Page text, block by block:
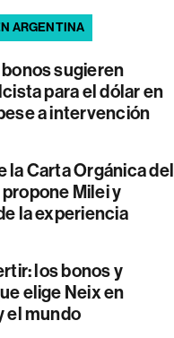
ARGENTINA
sugieren
para el dólar en
a intervención
la Carta Orgánica del
Milei y
la experiencia
los bonos y
elige Neix en
el mundo